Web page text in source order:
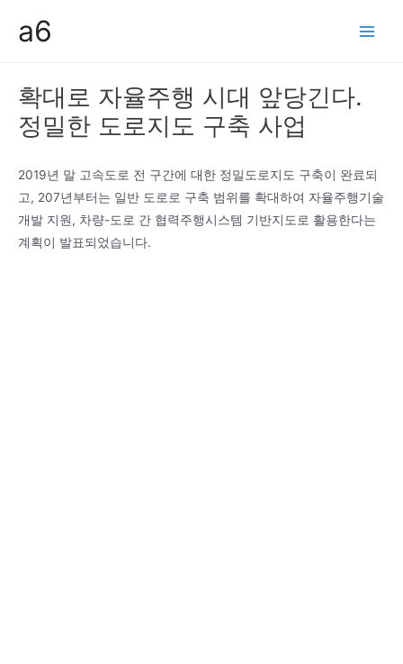
a6
확대로 자율주행 시대 앞당긴다.
정밀한 도로지도 구축 사업
2019년 말 고속도로 전 구간에 대한 정밀도로지도 구축이 완료되
고, 207년부터는 일반 도로로 구축 범위를 확대하여 자율주행기술
개발 지원, 차량-도로 간 협력주행시스템 기반지도로 활용한다는
계획이 발표되었습니다.